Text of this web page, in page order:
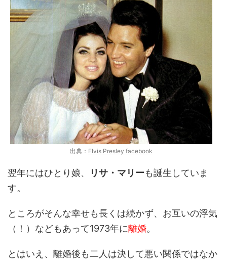
出典： Elvis Presley facebook
翌年にはひとり娘、 リサ・マリーも誕生していま
す。
ところがそんな幸せも長くは続かず、お互いの浮気
（！）などもあって1973年に離婚。
とはいえ、離婚後も二人は決して悪い関係ではなか